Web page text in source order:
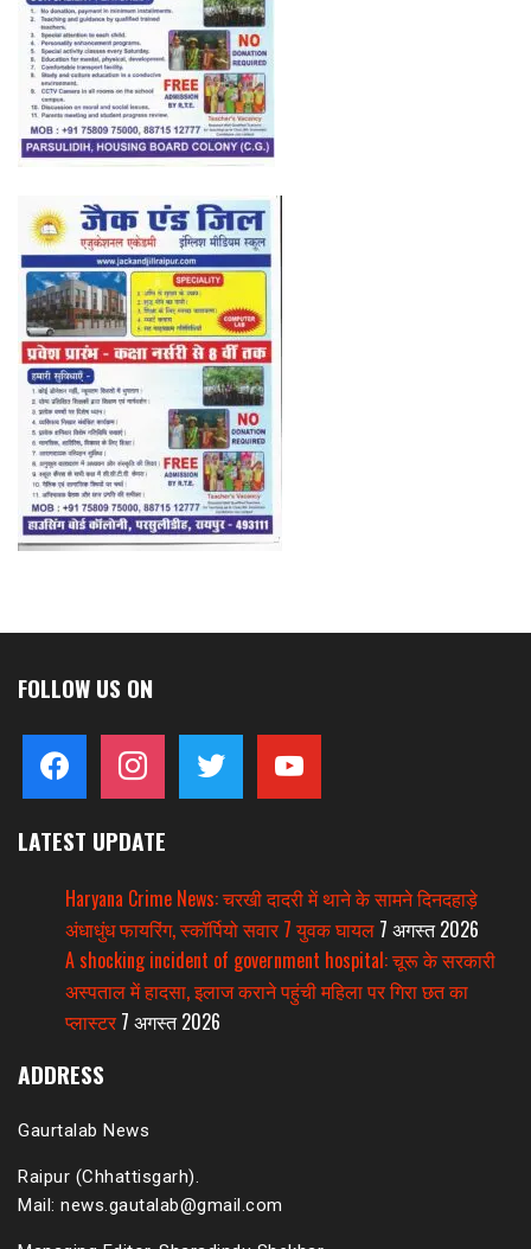
FOLLOW US ON
facebook instagram twitter
LATEST UPDATE
Haryana Crime News: चरखी दादरी में थाने के सामने दिनदहाड़े
अंधाधुंध फायरिंग, स्कॉर्पियो सवार 7 युवक घायल 7 अगस्त 2026
A shocking incident of government hospital: चूरू के सरकारी
अस्पताल में हादसा, इलाज कराने पहुंची महिला पर गिरा छत का
प्लास्टर 7 अगस्त 2026
ADDRESS
Gaurtalab News
Raipur (Chhattisgarh).
Mail: news.gautalab@gmail.com